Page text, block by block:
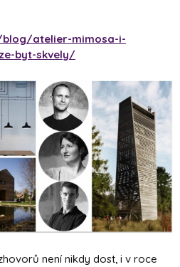
atelier-mimosa-i-
byt-skvely/
není nikdy dost, i v roce